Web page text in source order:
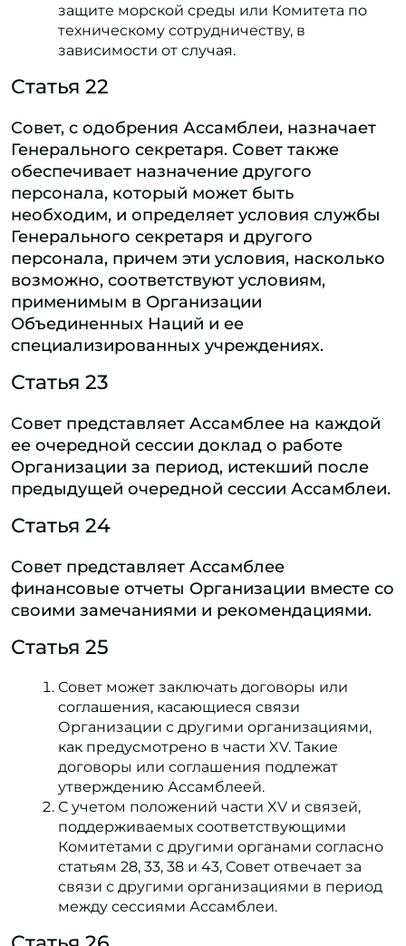
защите морской среды или Комитета по
техническому сотрудничеству, в
зависимости от случая.
Статья 22
Совет, с одобрения Ассамблеи, назначает
Генерального секретаря. Совет также
обеспечивает назначение другого
персонала, который может быть
необходим, и определяет условия службы
Генерального секретаря и другого
персонала, причем эти условия, насколько
возможно, соответствуют условиям,
применимым в Организации
Объединенных Наций и ее
специализированных учреждениях.
Статья 23
Совет представляет Ассамблее на каждой
ее очередной сессии доклад о работе
Организации за период, истекший после
предыдущей очередной сессии Ассамблеи.
Статья 24
Совет представляет Ассамблее
финансовые отчеты Организации вместе со
своими замечаниями и рекомендациями.
Статья 25
Совет может заключать договоры или
соглашения, касающиеся связи
Организации с другими организациями,
как предусмотрено в части XV. Такие
договоры или соглашения подлежат
утверждению Ассамблеей.
С учетом положений части XV и связей,
поддерживаемых соответствующими
Комитетами с другими органами согласно
статьям 28, 33, 38 и 43, Совет отвечает за
связи с другими организациями в период
между сессиями Ассамблеи.